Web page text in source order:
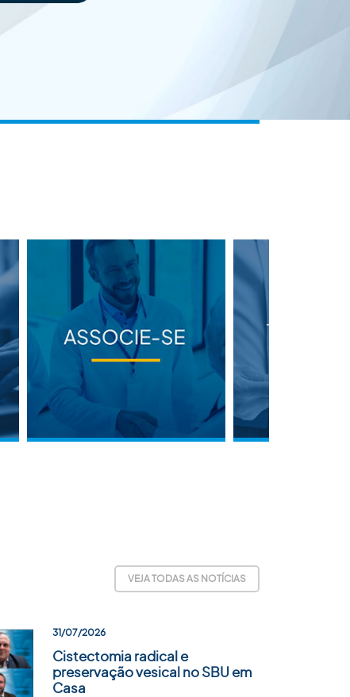
VEJA TODAS AS NOTÍCIAS
31/07/2026
Cistectomia radical e
preservação vesical no SBU em
Casa